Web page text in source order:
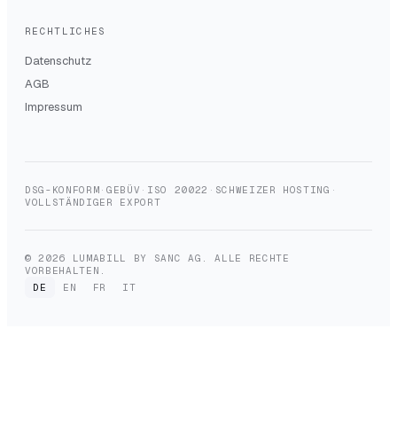
RECHTLICHES
Datenschutz
AGB
Impressum
DSG-KONFORM · GEBÜV · ISO 20022 · SCHWEIZER HOSTING ·
VOLLSTÄNDIGER EXPORT
© 2026 LUMABILL BY SANC AG. ALLE RECHTE
VORBEHALTEN.
DE
EN FR IT